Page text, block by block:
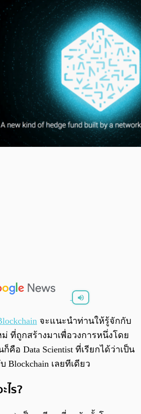
0:00 /0:00
จะแนะนำท่านให้รู้จักกับ
ที่ถูกสร้างมาเพื่อวงการหนึ่งโดย
คือ Data Scientist ที่เรียกได้ว่าเป็น
เลยทีเดียว
ไร?